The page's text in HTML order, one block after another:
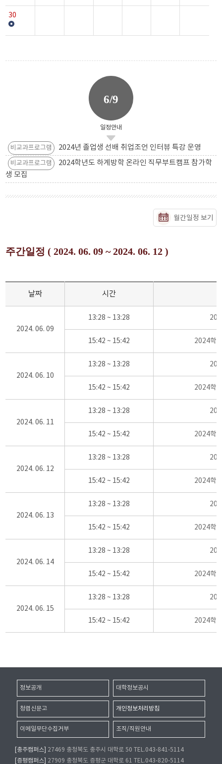
30
6/9
일정안내
비교과프로그램 2024년 졸업생 선배 취업조언 인터뷰 특강 운영
비교과프로그램
2024학년도 하계방학 온라인 직무부트캠프 참가학
생 모집
월간일정 보기
주간일정 ( 2024. 06. 09 ~ 2024. 06. 12 )
날짜 시간
2024. 06. 09
13:28 ~ 13:28
15:42 ~ 15:42 2024학
2024. 06. 10
13:28 ~ 13:28
15:42 ~ 15:42 2024학
2024. 06. 11
13:28 ~ 13:28
15:42 ~ 15:42 2024학
2024. 06. 12
13:28 ~ 13:28
15:42 ~ 15:42 2024학
2024. 06. 13
13:28 ~ 13:28
15:42 ~ 15:42 2024학
2024. 06. 14
13:28 ~ 13:28
15:42 ~ 15:42 2024학
2024. 06. 15
13:28 ~ 13:28
15:42 ~ 15:42 2024학
정보공개 대학정보공시
청렴신문고 개인정보처리방침
이메일무단수집거부 조직/직원안내
[충주캠퍼스]
27469 충청북도 충주시 대학로 50 TEL.043-841-5114
[증평캠퍼스]
27909 충청북도 증평군 대학로 61 TEL.043-820-5114